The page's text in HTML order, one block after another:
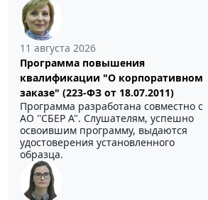
11 августа 2026
Программа повышения
квалификации "О корпоративном
заказе" (223-ФЗ от 18.07.2011)
Программа разработана совместно с
АО ''СБЕР А". Слушателям, успешно
освоившим программу, выдаются
удостоверения установленного
образца.